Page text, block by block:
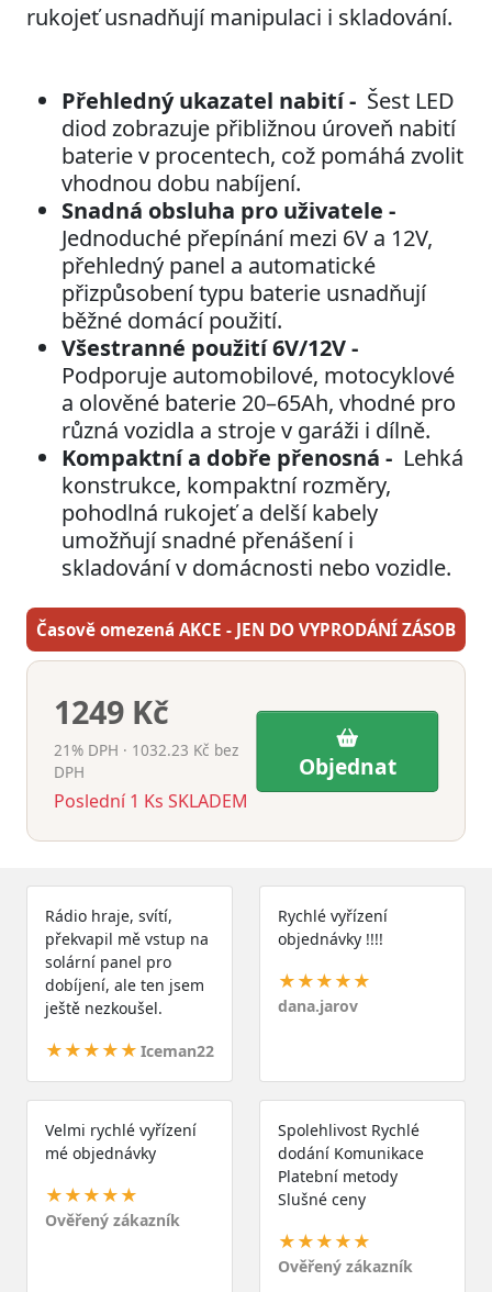
rukojeť usnadňují manipulaci i skladování.
Přehledný ukazatel nabití - Šest LED
diod zobrazuje přibližnou úroveň nabití
baterie v procentech, což pomáhá zvolit
vhodnou dobu nabíjení.
Snadná obsluha pro uživatele -
Jednoduché přepínání mezi 6V a 12V,
přehledný panel a automatické
přizpůsobení typu baterie usnadňují
běžné domácí použití.
Všestranné použití 6V/12V -
Podporuje automobilové, motocyklové
a olověné baterie 20–65Ah, vhodné pro
různá vozidla a stroje v garáži i dílně.
Kompaktní a dobře přenosná - Lehká
konstrukce, kompaktní rozměry,
pohodlná rukojeť a delší kabely
umožňují snadné přenášení i
skladování v domácnosti nebo vozidle.
Časově omezená AKCE - JEN DO VYPRODÁNÍ ZÁSOB
1249 Kč
21% DPH · 1032.23 Kč bez
DPH
Poslední 1 Ks SKLADEM
Objednat
Rádio hraje, svítí,
překvapil mě vstup na
solární panel pro
dobíjení, ale ten jsem
ještě nezkoušel.
★★★★★ Iceman22
Rychlé vyřízení
objednávky !!!!
★★★★★
dana.jarov
Velmi rychlé vyřízení
mé objednávky
★★★★★
Ověřený zákazník
Spolehlivost Rychlé
dodání Komunikace
Platební metody
Slušné ceny
★★★★★
Ověřený zákazník